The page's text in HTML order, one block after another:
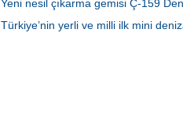
Yeni nesil çıkarma gemisi Ç-159
Türkiye’nin yerli ve milli ilk mini